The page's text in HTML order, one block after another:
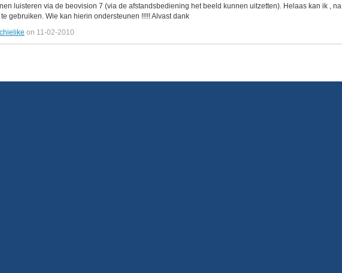
luisteren via de beovision 7 (via de afstandsbediening het beeld kunnen uitzetten). Helaas kan ik ,
gebruiken. Wie kan hierin ondersteunen !!!!! Alvast dank
on 11-02-2010